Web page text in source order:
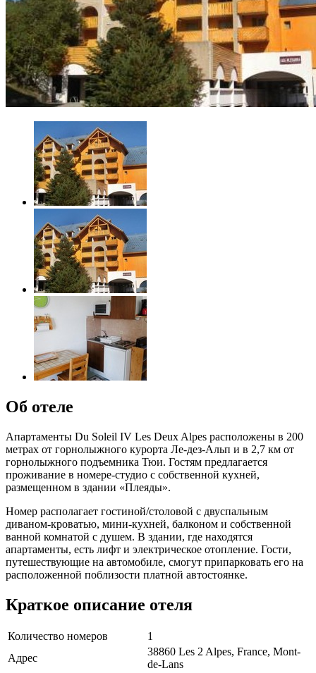
Об отеле
Апартаменты Du Soleil IV Les Deux Alpes расположены в 200
метрах от горнолыжного курорта Ле-дез-Альп и в 2,7 км от
горнолыжного подъемника Тюи. Гостям предлагается
проживание в номере-студио с собственной кухней,
размещенном в здании «Плеяды».
Номер располагает гостиной/столовой с двуспальным
диваном-кроватью, мини-кухней, балконом и собственной
ванной комнатой с душем. В здании, где находятся
апартаменты, есть лифт и электрическое отопление. Гости,
путешествующие на автомобиле, смогут припарковать его на
расположенной поблизости платной автостоянке.
Краткое описание отеля
Количество номеров
1
Адрес
38860 Les 2 Alpes, France, Mont-
de-Lans